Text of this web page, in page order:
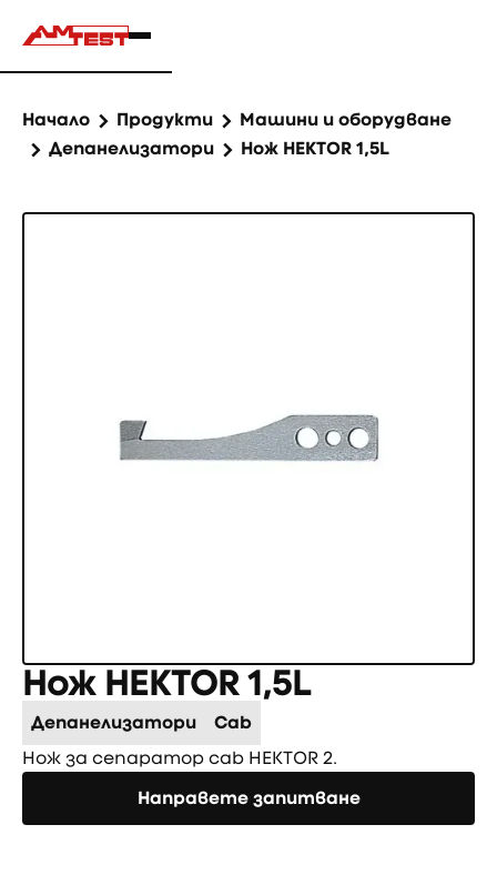
Начало Продукти
Машини и оборудване
Депанелизатори
Нож HEKTOR 1,5L
Нож HEKTOR 1,5L
Депанелизатори
Cab
Нож за сепаратор cab HEKTOR 2.
Направете запитване
Направете запитване